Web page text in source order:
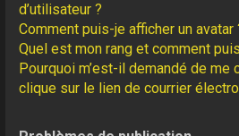
d’utilisateur ?
Comment puis-je afficher un avatar
Quel est mon rang et comment
Pourquoi m’est-il demandé de me
clique sur le lien de courrier